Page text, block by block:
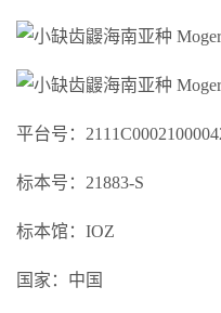
平台号：
标本号：21883-S
标本馆：IOZ
国家：中国